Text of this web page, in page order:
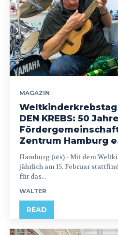
MAGAZIN
Weltkinderkrebstag
DEN KREBS: 50 Jahre
Zentrum Hamburg
Hamburg (ots) - Mit dem Weltkinderkrebstag, der
jährlich am 15. Februar
für das...
WALTER
READ